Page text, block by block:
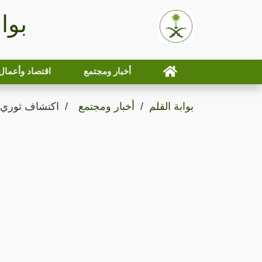
أخبار ومجتمع اقتصاد
بوابة القلم أخبار ومجتمع اكتشاف